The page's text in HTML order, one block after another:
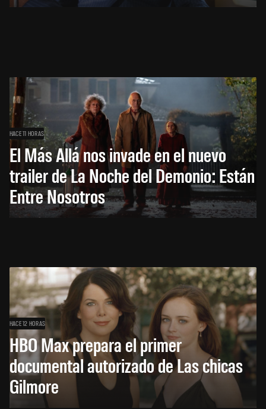
HACE 11 HORAS
El Más Allá nos invade en el nuevo
trailer de La Noche del Demonio: Están
Entre Nosotros
HACE 12 HORAS
HBO Max prepara el primer
documental autorizado de Las chicas
Gilmore